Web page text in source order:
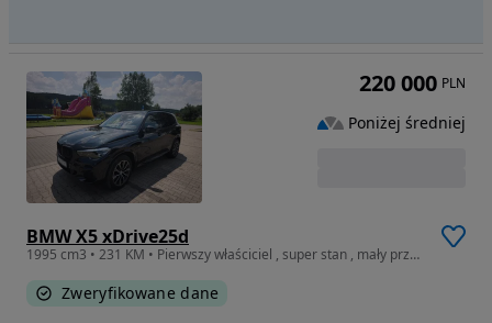
BMW X5 xDrive25d
1995 cm3 • 231 KM • Pierwszy właściciel , super stan , mały przebieg , serwis ASO
Zweryfikowane dane
220 000 PLN
Poniżej średniej